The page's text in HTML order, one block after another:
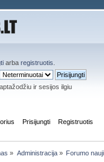
arbaregistruotis
ir sesijos ilgiu
Prisijungti Registruotis
» Administracija» Forumo